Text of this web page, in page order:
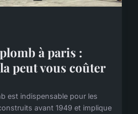
à paris :
peut vous coûter
est indispensable pour les
avant 1949 et implique